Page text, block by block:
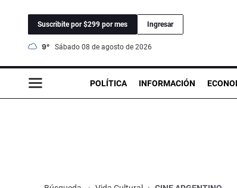
Suscribite por $299 por mes Ingresar
9° sábado 08 de agosto de 2026
POLÍTICA INFORMACIÓN